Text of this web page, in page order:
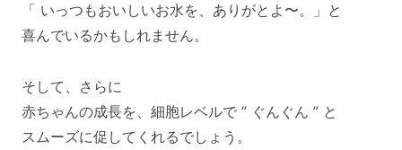
「 いっつもおいしいお水を、ありがとよ〜。」と
喜んでいるかもしれません。
そして、さらに
赤ちゃんの成長を、細胞レベルで ” ぐんぐん ” と
スムーズに促してくれるでしょう。